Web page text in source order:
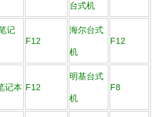
台式机
记
F12
海尔台式
机
F12
记本 F12
明基台式
机
F8